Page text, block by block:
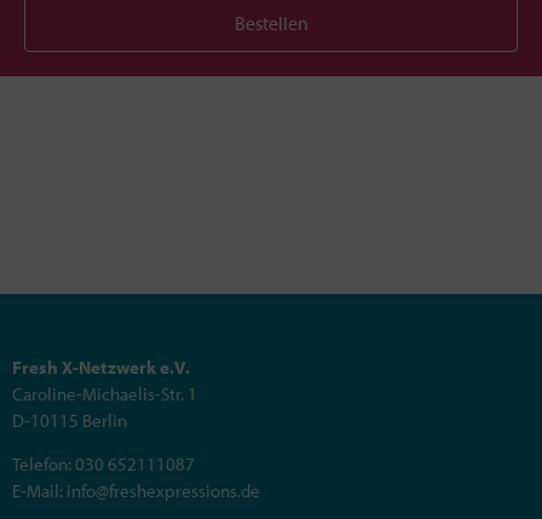
Bestellen
Fresh X-Netzwerk e.V.
Caroline-Michaelis-Str. 1
D-10115 Berlin
Telefon: 030 652111087
E-Mail: info@freshexpressions.de